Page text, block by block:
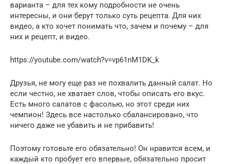
варианта – для тех кому подробности не очень
интересны, и они берут только суть рецепта. Для них
видео, а кто хочет понимать что, зачем и почему – для
них и рецепт, и видео.
https://youtube.com/watch?v=vp61nM1DK_k
Друзья, не могу еще раз не похвалить данный салат. Но
если честно, не хватает слов, чтобы описать его вкус.
Есть много салатов с фасолью, но этот среди них
чемпион! Здесь все настолько сбалансировано, что
ничего даже не убавить и не прибавить!
Поэтому готовьте его обязательно! Он нравится всем, и
каждый кто пробует его впервые, обязательно просит